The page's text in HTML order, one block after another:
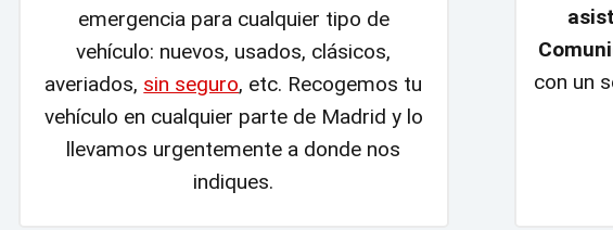
emergencia para cualquier tipo de
vehículo: nuevos, usados, clásicos,
averiados, sin seguro, etc. Recogemos tu
vehículo en cualquier parte de Madrid y lo
llevamos urgentemente a donde nos
indiques.
con un